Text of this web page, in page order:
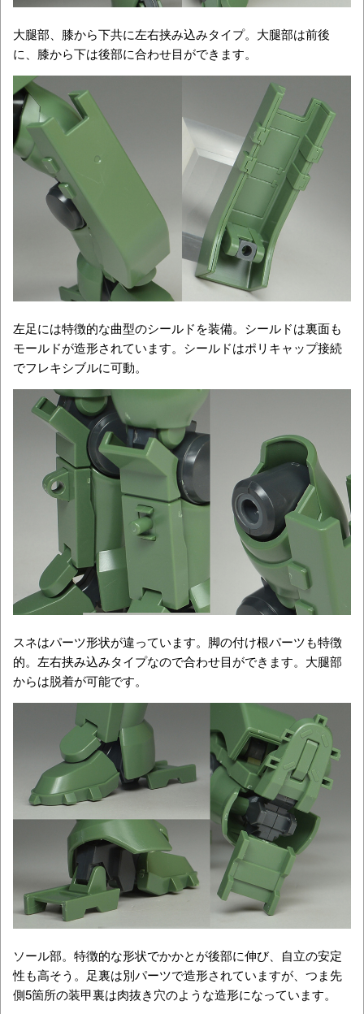
大腿部、膝から下共に左右挟み込みタイプ。大腿部は前後
に、膝から下は後部に合わせ目ができます。
左足には特徴的な曲型のシールドを装備。シールドは裏面も
モールドが造形されています。シールドはポリキャップ接続
でフレキシブルに可動。
スネはパーツ形状が違っています。脚の付け根パーツも特徴
的。左右挟み込みタイプなので合わせ目ができます。大腿部
からは脱着が可能です。
ソール部。特徴的な形状でかかとが後部に伸び、自立の安定
性も高そう。足裏は別パーツで造形されていますが、つま先
側5箇所の装甲裏は肉抜き穴のような造形になっています。